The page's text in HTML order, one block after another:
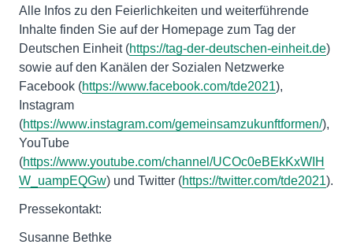
Alle Infos zu den Feierlichkeiten und weiterführende
Inhalte finden Sie auf der Homepage zum Tag der
Deutschen Einheit (https://tag-der-deutschen-einheit.de)
sowie auf den Kanälen der Sozialen Netzwerke
Facebook (https://www.facebook.com/tde2021),
Instagram
(https://www.instagram.com/gemeinsamzukunftformen/),
YouTube
(https://www.youtube.com/channel/UCOc0eBEkKxWIH
W_uampEQGw) und Twitter (https://twitter.com/tde2021).
Pressekontakt:
Susanne Bethke